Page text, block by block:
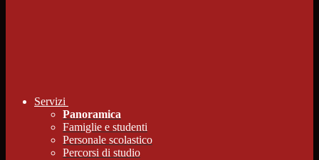
Servizi
Panoramica
Famiglie e studenti
Personale scolastico
Percorsi di studio